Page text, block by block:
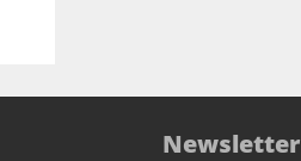
Newsletter